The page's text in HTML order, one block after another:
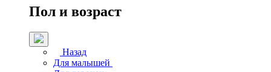
Пол и возраст
Назад
Для малышей